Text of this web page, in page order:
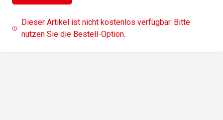
Dieser Artikel ist nicht kostenlos verfügbar. Bitte
nutzen Sie die Bestell-Option.